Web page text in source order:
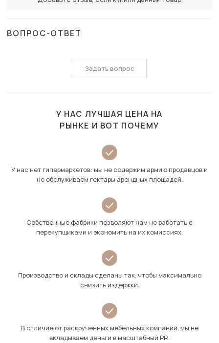
ВОПРОС-ОТВЕТ
Задать вопрос
У НАС ЛУЧШАЯ ЦЕНА НА
РЫНКЕ И ВОТ ПОЧЕМУ
У нас нет гипермаркетов: мы не содержим армию продавцов и
не обслуживаем гектары арендных площадей.
Собственные фабрики позволяют нам не работать с
перекупщиками и экономить на их комиссиях.
Производство и склады сделаны так, чтобы максимально
снизить издержки.
В отличие от раскрученных мебельных компаний, мы не
вкладываем деньги в масштабный PR.